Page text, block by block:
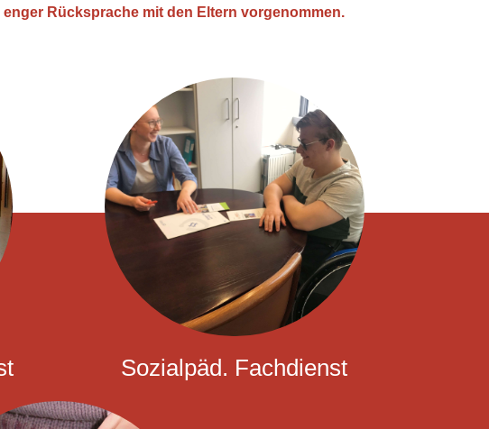
Rücksprache mit den Eltern vorgenommen.
Sozialpäd. Fachdienst